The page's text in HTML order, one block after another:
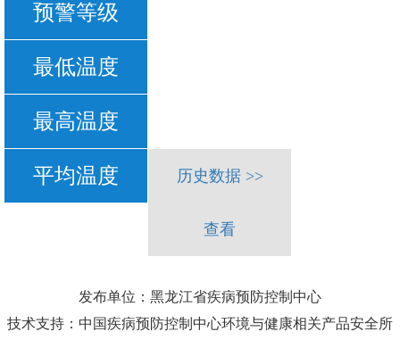
预警等级
最低温度
最高温度
平均温度 历史数据 >>
查看
发布单位：黑龙江省疾病预防控制中心
技术支持：中国疾病预防控制中心环境与健康相关产品安全所